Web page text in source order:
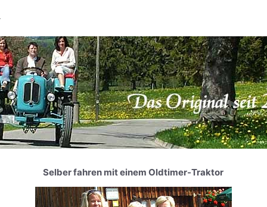
Selber fahren mit einem Oldtimer-Traktor